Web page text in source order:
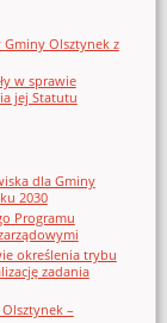
Gminy Olsztynek z
w sprawie
jej Statutu
dla Gminy
2030
Programu
określenia trybu
zadania
–